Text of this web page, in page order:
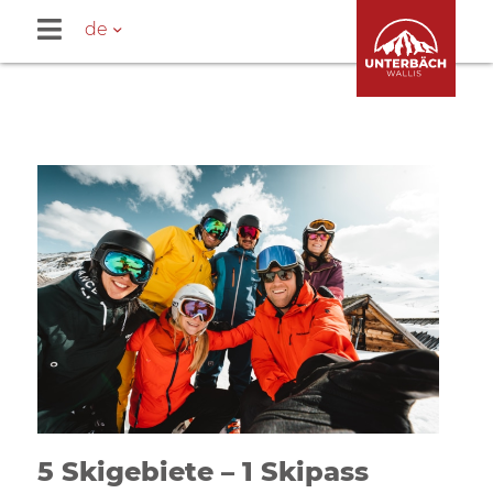
de
5 Skigebiete – 1 Skipass